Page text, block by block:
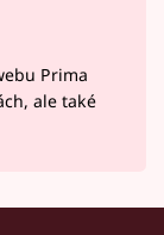
Prima
ale také